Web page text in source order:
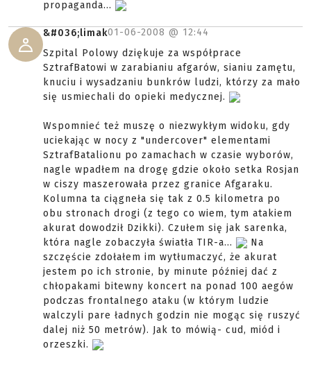
propaganda...
&#036;limak01-06-2008 @ 12:44
Szpital Polowy dziękuje za współprace
SztrafBatowi w zarabianiu afgarów, sianiu zamętu,
knuciu i wysadzaniu bunkrów ludzi, którzy za mało
się usmiechali do opieki medycznej.
Wspomnieć też muszę o niezwykłym widoku, gdy
uciekając w nocy z "undercover" elementami
SztrafBatalionu po zamachach w czasie wyborów,
nagle wpadłem na drogę gdzie około setka Rosjan
w ciszy maszerowała przez granice Afgaraku.
Kolumna ta ciągneła się tak z 0.5 kilometra po
obu stronach drogi (z tego co wiem, tym atakiem
akurat dowodził Dzikki). Czułem się jak sarenka,
która nagle zobaczyła światła TIR-a...
Na
szczęście zdołałem im wytłumaczyć, że akurat
jestem po ich stronie, by minute później dać z
chłopakami bitewny koncert na ponad 100 aegów
podczas frontalnego ataku (w którym ludzie
walczyli pare ładnych godzin nie mogąc się ruszyć
dalej niż 50 metrów). Jak to mówią- cud, miód i
orzeszki.